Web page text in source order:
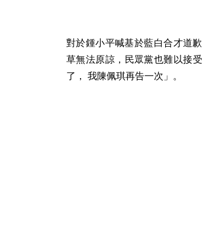
對於鍾小平喊基於藍白合才道
草無法原諒，民眾黨也難以接
了， 我陳佩琪再告一次」。